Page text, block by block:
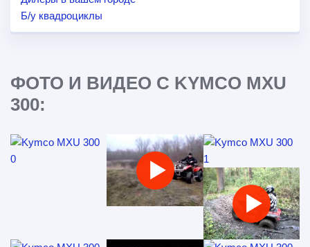
Б/у квадроциклы
ФОТО И ВИДЕО С KYMCO MXU
300: